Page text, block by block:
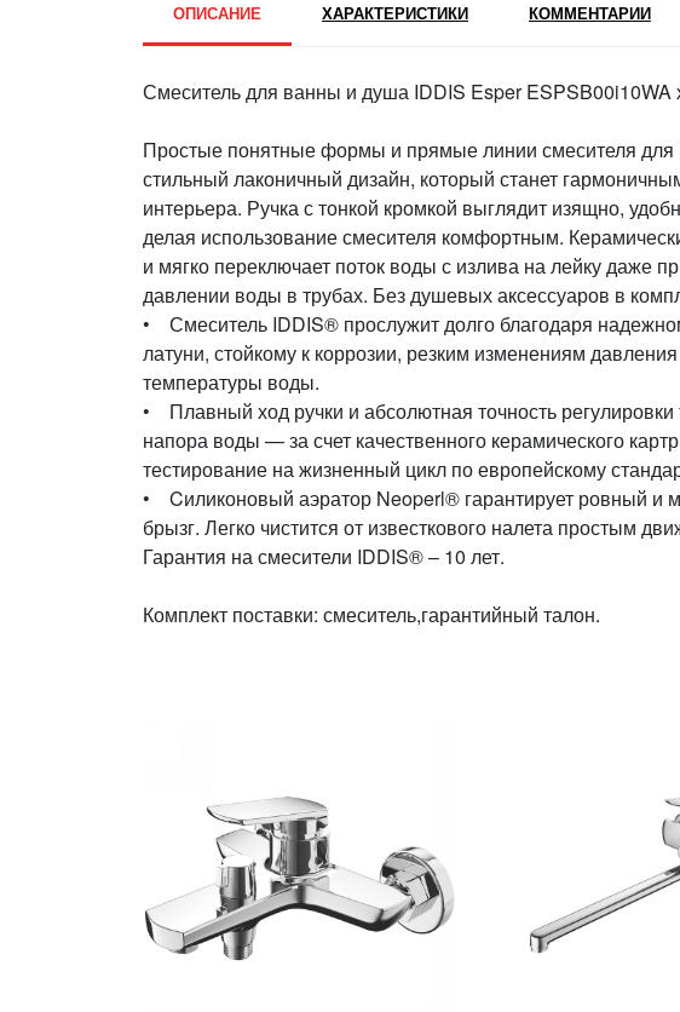
ОПИСАНИЕ ХАРАКТЕРИСТИКИ КОММЕНТАРИИ
Смеситель для ванны и душа IDDIS Esper ESPSB00i10WA
Простые понятные формы и прямые линии смесителя для
стильный лаконичный дизайн, который станет
интерьера. Ручка с тонкой кромкой выглядит изящно,
делая использование смесителя комфортным.
и мягко переключает поток воды с излива на лейку даже
давлении воды в трубах. Без душевых аксессуаров в
• Смеситель IDDIS® прослужит долго благодаря
латуни, стойкому к коррозии, резким изменениям
температуры воды.
• Плавный ход ручки и абсолютная точность
напора воды — за счет качественного керамического
тестирование на жизненный цикл по европейскому
• Cиликоновый аэратор Neoperl® гарантирует ровный и
брызг. Легко чистится от известкового налета простым
Гарантия на смесители IDDIS® – 10 лет.
Комплект поставки: смеситель,гарантийный талон.